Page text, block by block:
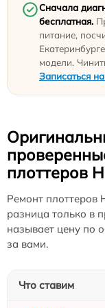
Сначала
бесплатная.
питание,
модели.
Записаться
плоттеров
Ремонт плоттеров
разница только в
называет цену по
за вами.
Что ставим